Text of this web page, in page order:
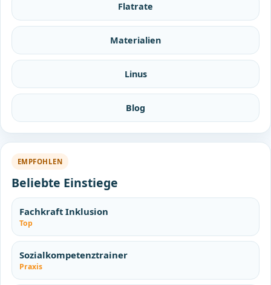
Flatrate
Materialien
Linus
Blog
EMPFOHLEN
Beliebte Einstiege
Fachkraft Inklusion
Top
Sozialkompetenztrainer
Praxis